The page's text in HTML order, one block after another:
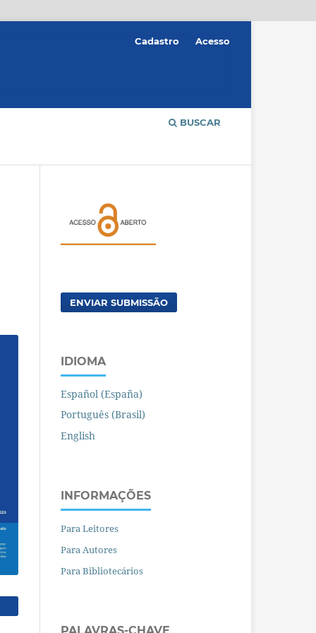
BUSCAR
Cadastro Acesso
ENVIAR SUBMISSÃO
IDIOMA
Español (España)
Português (Brasil)
English
INFORMAÇÕES
Para Leitores
Para Autores
Para Bibliotecários